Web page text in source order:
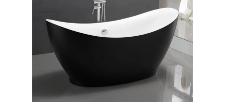
وان فری استندینگ سولانا